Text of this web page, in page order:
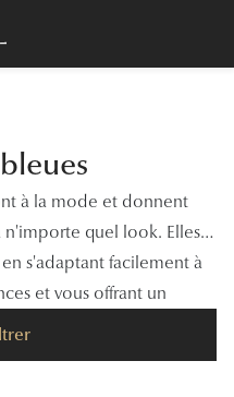
Nos
Examen
Onesight
à la mode et donnent
quel look. Elles
s'adaptant facilement à
et vous offrant un